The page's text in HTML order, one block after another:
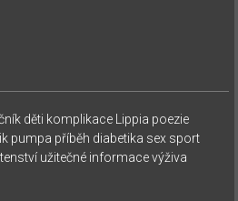
děti komplikace Lippia poezie
pumpa příběh diabetika sex sport
užitečné informace výživa